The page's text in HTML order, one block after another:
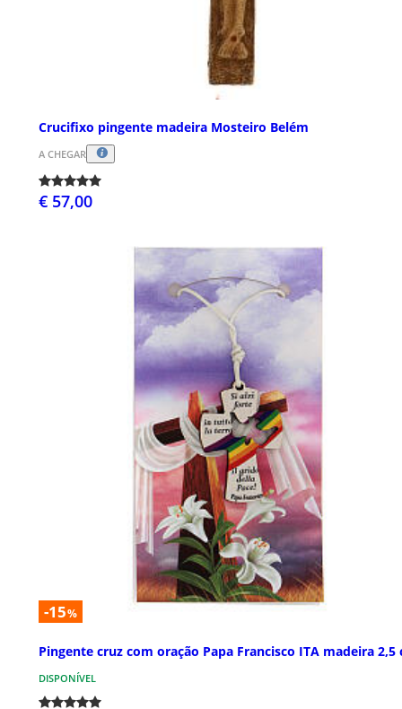
Crucifixo pingente madeira Mosteiro Belém
A CHEGAR
€ 57,00
-15%
Pingente cruz com oração Papa Francisco ITA madeira 2,5
DISPONÍVEL